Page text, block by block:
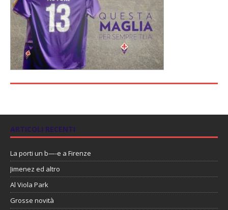
ARTICOLI RECENTI
La porti un b—-e a Firenze
Jimenez ed altro
Al Viola Park
Grosse novità